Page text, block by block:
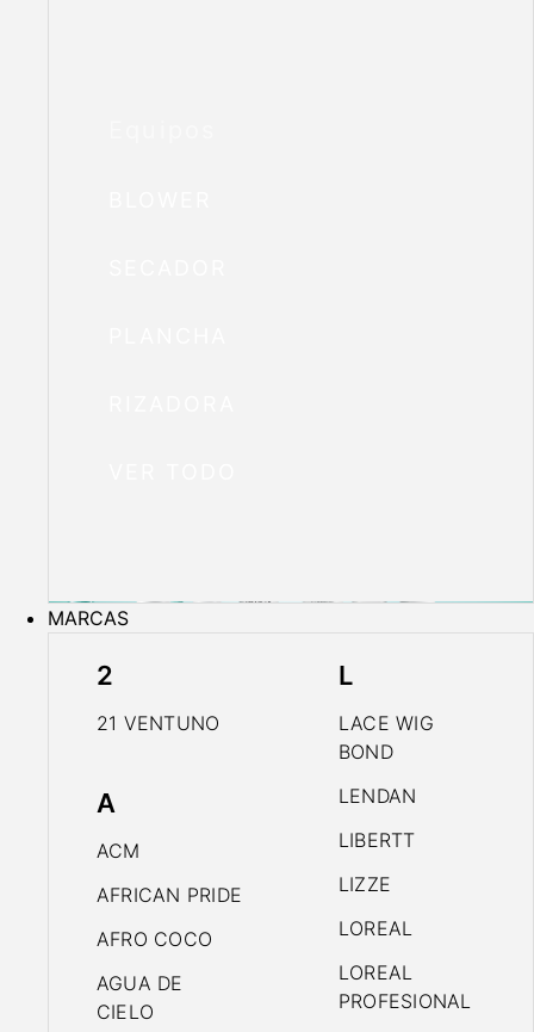
MARCAS
2
21 VENTUNO
A
ACM
AFRICAN PRIDE
AFRO COCO
AGUA DE
CIELO
L
LACE WIG
BOND
LENDAN
LIBERTT
LIZZE
LOREAL
LOREAL
PROFESIONAL